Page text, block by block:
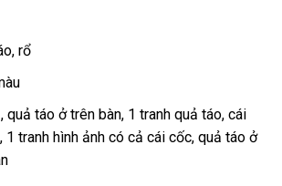
rổ
quả táo ở trên bàn, 1 tranh quả táo, cái
tranh hình ảnh có cả cái cốc, quả táo ở